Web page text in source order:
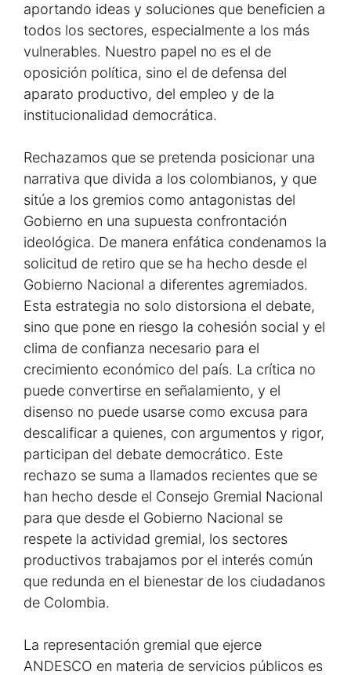
aportando ideas y soluciones que beneficien a
todos los sectores, especialmente a los más
vulnerables. Nuestro papel no es el de
oposición política, sino el de defensa del
aparato productivo, del empleo y de la
institucionalidad democrática.
Rechazamos que se pretenda posicionar una
narrativa que divida a los colombianos, y que
sitúe a los gremios como antagonistas del
Gobierno en una supuesta confrontación
ideológica. De manera enfática condenamos la
solicitud de retiro que se ha hecho desde el
Gobierno Nacional a diferentes agremiados.
Esta estrategia no solo distorsiona el debate,
sino que pone en riesgo la cohesión social y el
clima de confianza necesario para el
crecimiento económico del país. La crítica no
puede convertirse en señalamiento, y el
disenso no puede usarse como excusa para
descalificar a quienes, con argumentos y rigor,
participan del debate democrático. Este
rechazo se suma a llamados recientes que se
han hecho desde el Consejo Gremial Nacional
para que desde el Gobierno Nacional se
respete la actividad gremial, los sectores
productivos trabajamos por el interés común
que redunda en el bienestar de los ciudadanos
de Colombia.
La representación gremial que ejerce
ANDESCO en materia de servicios públicos es